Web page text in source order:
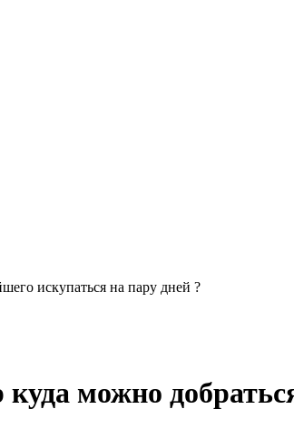
искупаться на пару дней ?
можно